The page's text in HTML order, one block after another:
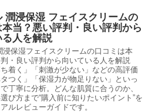
潤浸保湿 フェイスクリームの
本当？悪い評判・良い評判から
る人を解説
浸保湿フェイスクリームの口コミは本
・良い評判から向いている人を解説
ち着く」「刺激が少ない」などの高評価
つく」「保湿力が物足りない」といっ
丁寧に分析。どんな肌質に合うのか、
び方まで“購入前に知りたいポイント”を
ルレビューガイドです。